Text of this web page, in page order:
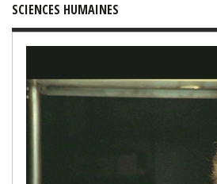
SCIENCES HUMAINES